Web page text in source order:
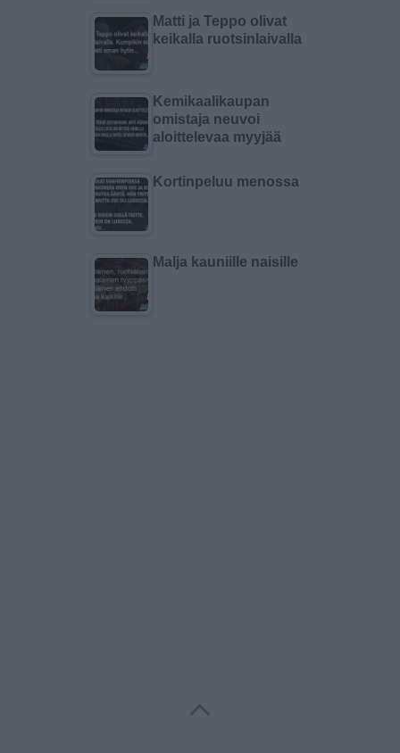
Matti ja Teppo olivat
keikalla ruotsinlaivalla
Kemikaalikaupan
omistaja neuvoi
aloittelevaa myyjää
Kortinpeluu menossa
Malja kauniille naisille